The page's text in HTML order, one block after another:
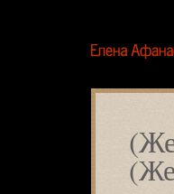
Елена